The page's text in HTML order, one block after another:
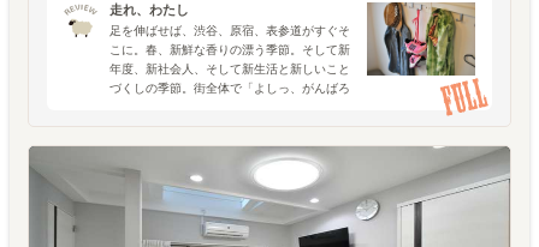
走れ、わたし
足を伸ばせば、渋谷、原宿、表参道がすぐそ
こに。春、新鮮な香りの漂う季節。そして新
年度、新社会人、そして新生活と新しいこと
づくしの季節。街全体で「よしっ、がんばろ
感じます。新しい節目の時期は、なにか新し
い習慣をはじめるタイ